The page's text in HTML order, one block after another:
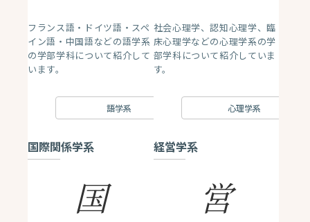
フランス語・ドイツ語・スペ
イン語・中国語などの語学系
の学部学科について紹介して
います。
語学系
社会心理学、認知心理学、臨
床心理学などの心理学系の学
部学科について紹介していま
す。
心理学系
国際関係学系
国
経営学系
営